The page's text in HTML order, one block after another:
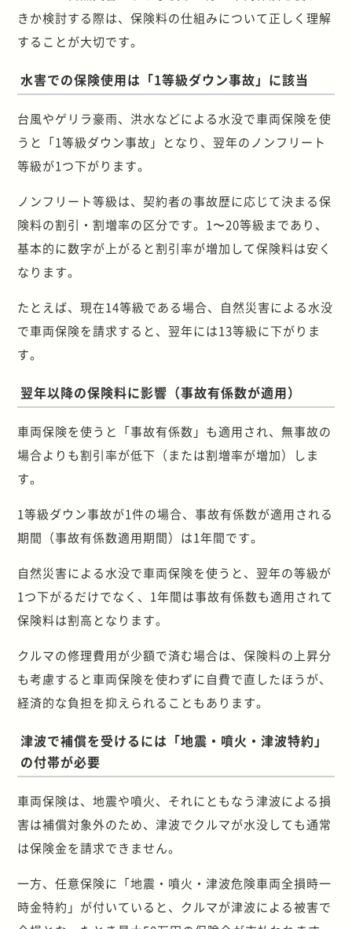
きか検討する際は、保険料の仕組みについて正しく理解
することが大切です。
水害での保険使用は「1等級ダウン事故」に該当
台風やゲリラ豪雨、洪水などによる水没で車両保険を使
うと「1等級ダウン事故」となり、翌年のノンフリート
等級が1つ下がります。
ノンフリート等級は、契約者の事故歴に応じて決まる保
険料の割引・割増率の区分です。1〜20等級まであり、
基本的に数字が上がると割引率が増加して保険料は安く
なります。
たとえば、現在14等級である場合、自然災害による水没
で車両保険を請求すると、翌年には13等級に下がりま
す。
翌年以降の保険料に影響（事故有係数が適用）
車両保険を使うと「事故有係数」も適用され、無事故の
場合よりも割引率が低下（または割増率が増加）しま
す。
1等級ダウン事故が1件の場合、事故有係数が適用される
期間（事故有係数適用期間）は1年間です。
自然災害による水没で車両保険を使うと、翌年の等級が
1つ下がるだけでなく、1年間は事故有係数も適用されて
保険料は割高となります。
クルマの修理費用が少額で済む場合は、保険料の上昇分
も考慮すると車両保険を使わずに自費で直したほうが、
経済的な負担を抑えられることもあります。
津波で補償を受けるには「地震・噴火・津波特約」
の付帯が必要
車両保険は、地震や噴火、それにともなう津波による損
害は補償対象外のため、津波でクルマが水没しても通常
は保険金を請求できません。
一方、任意保険に「地震・噴火・津波危険車両全損時一
時金特約」が付いていると、クルマが津波による被害で